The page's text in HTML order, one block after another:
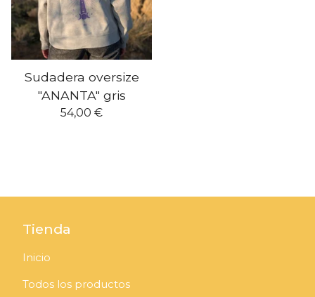
Sudadera oversize
"ANANTA" gris
54,00 €
Tienda
Inicio
Todos los productos